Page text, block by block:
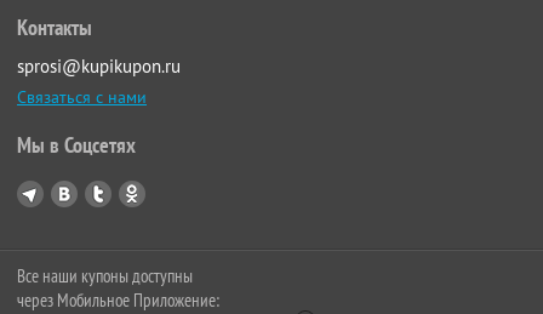
Контакты
sprosi@kupikupon.ru
Связаться с нами
Мы в Соцсетях
Все наши купоны доступны
через Мобильное Приложение: